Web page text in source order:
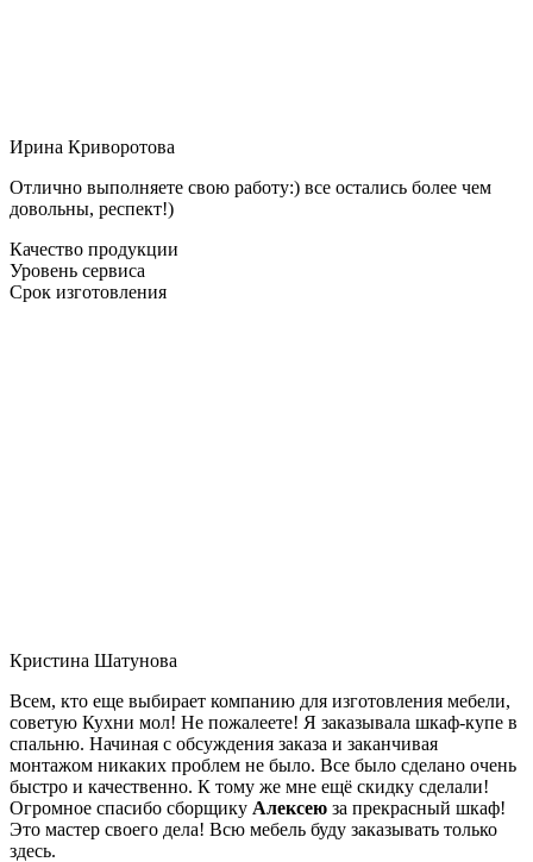
Ирина Криворотова
Отлично выполняете свою работу:) все остались более чем
довольны, респект!)
Качество продукции
Уровень сервиса
Срок изготовления
Кристина Шатунова
Всем, кто еще выбирает компанию для изготовления мебели,
советую Кухни мол! Не пожалеете! Я заказывала шкаф-купе в
спальню. Начиная с обсуждения заказа и заканчивая
монтажом никаких проблем не было. Все было сделано очень
быстро и качественно. К тому же мне ещё скидку сделали!
Огромное спасибо сборщику Алексею за прекрасный шкаф!
Это мастер своего дела! Всю мебель буду заказывать только
здесь.